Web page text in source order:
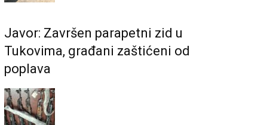
Javor: Završen parapetni zid u
Tukovima, građani zaštićeni od
poplava